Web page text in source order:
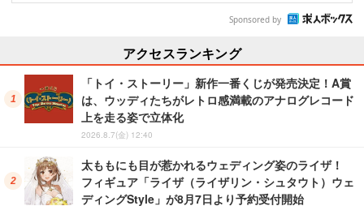
Sponsored by
アクセスランキング
「トイ・ストーリー」新作一番くじが発売決定！A賞
は、ウッディたちがレトロ感満載のアナログレコード
上を走る姿で立体化
2026.8.7(金) 12:40
太ももにも目が惹かれるウェディング姿のライザ！
フィギュア「ライザ（ライザリン・シュタウト）ウェ
ディングStyle」が8月7日より予約受付開始